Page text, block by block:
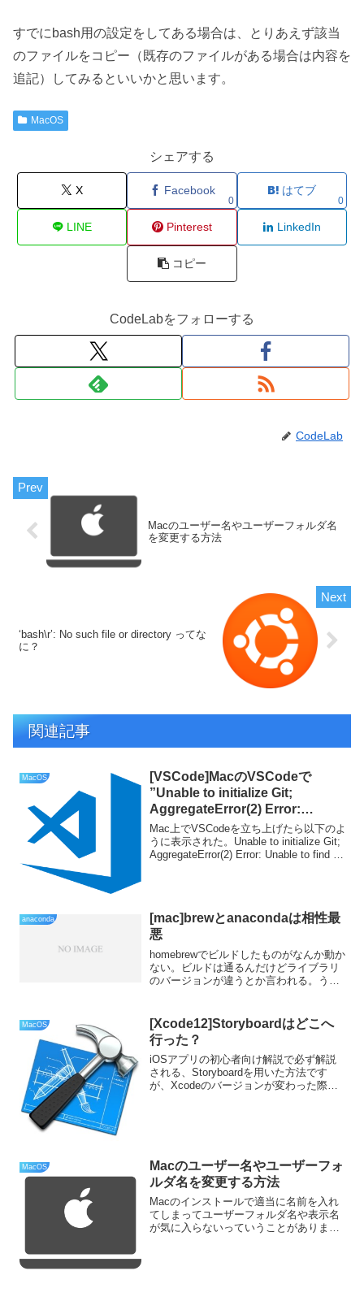
すでにbash用の設定をしてある場合は、とりあえず該当
のファイルをコピー（既存のファイルがある場合は内容を
追記）してみるといいかと思います。
MacOS
シェアする
X Facebook
0
はてブ
0
LINE Pinterest LinkedIn
コピー
CodeLabをフォローする
CodeLab
Macのユーザー名やユーザーフォルダ名
を変更する方法
‘bash\r’: No such file or directory ってな
に？
関連記事
MacOS
[VSCode]MacのVSCodeで
”Unable to initialize Git;
AggregateError(2) Error:
Unable to find git Error: Unable
to find git.” のエラーが出る
Mac上でVSCodeを立ち上げたら以下のよ
うに表示された。Unable to initialize Git;
AggregateError(2) Error: Unable to find git
anaconda
[mac]brewとanacondaは相性最
悪
homebrewでビルドしたものがなんか動か
ない。ビルドは通るんだけどライブラリ
のバージョンが違うとか言われる。うー
MacOS
[Xcode12]Storyboardはどこへ
行った？
iOSアプリの初心者向け解説で必ず解説
される、Storyboardを用いた方法です
が、Xcodeのバージョンが変わった際に
MacOS
Macのユーザー名やユーザーフォ
ルダ名を変更する方法
Macのインストールで適当に名前を入れ
てしまってユーザーフォルダ名や表示名
が気に入らないっていうことがありま